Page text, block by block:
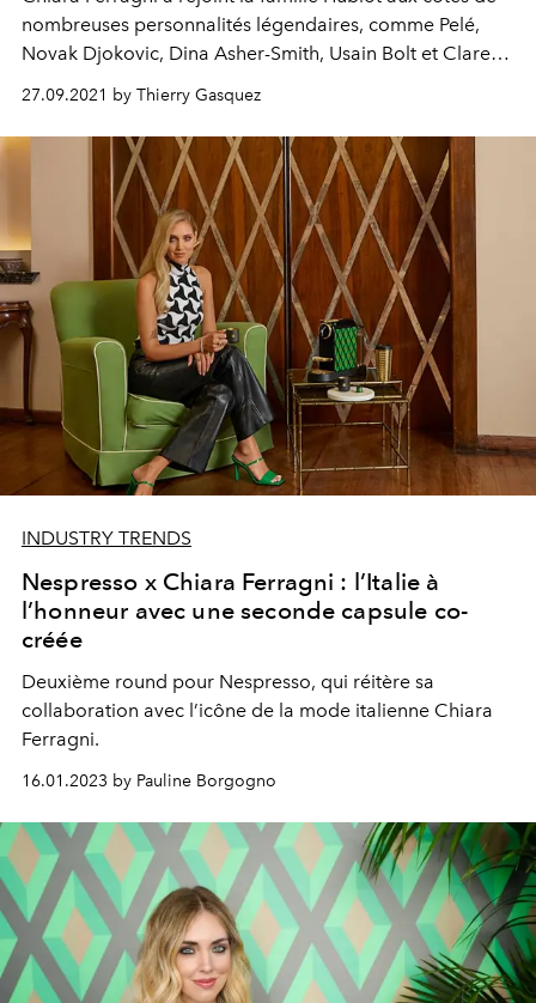
nombreuses personnalités légendaires, comme Pelé,
Novak Djokovic, Dina Asher-Smith, Usain Bolt et Clare
27.09.2021 by Thierry Gasquez
INDUSTRY TRENDS
Nespresso x Chiara Ferragni : l’Italie à
l’honneur avec une seconde capsule co-
créée
Deuxième round pour Nespresso, qui réitère sa
collaboration avec l’icône de la mode italienne Chiara
Ferragni.
16.01.2023 by Pauline Borgogno